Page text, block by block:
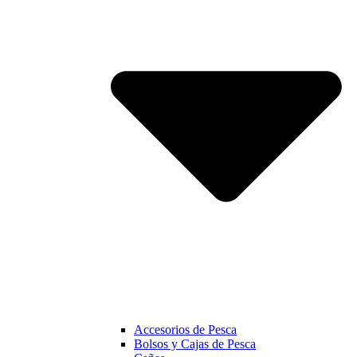
Accesorios de Pesca
Bolsos y Cajas de Pesca